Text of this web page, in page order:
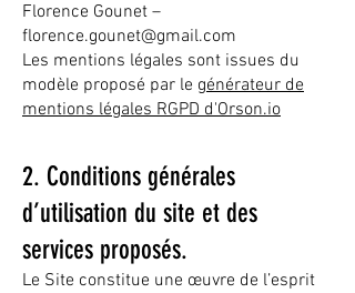
Florence Gounet –
florence.gounet@gmail.com
Les mentions légales sont issues du
modèle proposé par le générateur de
mentions légales RGPD d'Orson.io
2. Conditions générales
d’utilisation du site et des
services proposés.
Le Site constitue une œuvre de l’esprit